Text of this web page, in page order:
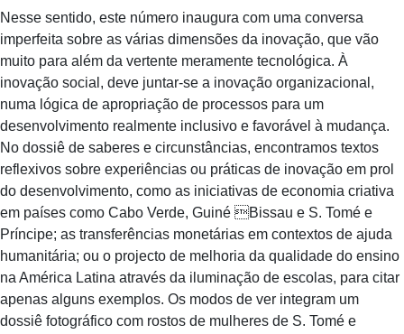
Nesse sentido, este número inaugura com uma conversa
imperfeita sobre as várias dimensões da inovação, que vão
muito para além da vertente meramente tecnológica. À
inovação social, deve juntar-se a inovação organizacional,
numa lógica de apropriação de processos para um
desenvolvimento realmente inclusivo e favorável à mudança.
No dossiê de saberes e circunstâncias, encontramos textos
reflexivos sobre experiências ou práticas de inovação em prol
do desenvolvimento, como as iniciativas de economia criativa
em países como Cabo Verde, Guiné Bissau e S. Tomé e
Príncipe; as transferências monetárias em contextos de ajuda
humanitária; ou o projecto de melhoria da qualidade do ensino
na América Latina através da iluminação de escolas, para citar
apenas alguns exemplos. Os modos de ver integram um
dossiê fotográfico com rostos de mulheres de S. Tomé e